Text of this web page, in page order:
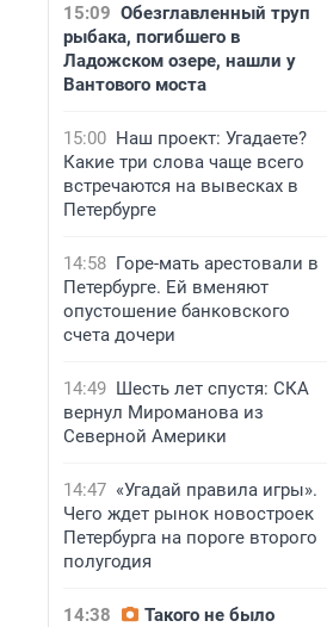
15:09 Обезглавленный труп
рыбака, погибшего в
Ладожском озере, нашли у
Вантового моста
15:00 Наш проект: Угадаете?
Какие три слова чаще всего
встречаются на вывесках в
Петербурге
14:58 Горе-мать арестовали в
Петербурге. Ей вменяют
опустошение банковского
счета дочери
14:49 Шесть лет спустя: СКА
вернул Мироманова из
Северной Америки
14:47 «Угадай правила игры».
Чего ждет рынок новостроек
Петербурга на пороге второго
полугодия
14:38
Такого не было